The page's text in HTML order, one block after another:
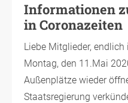
Informationen
in Coronazeiten
Liebe Mitglieder,
Montag, den 11.Mai
Außenplätze wieder
Staatsregierung